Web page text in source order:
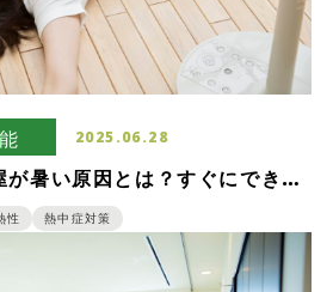
2025.06.28
暑い原因とは？すぐにできる
たい工夫
性 熱中症対策